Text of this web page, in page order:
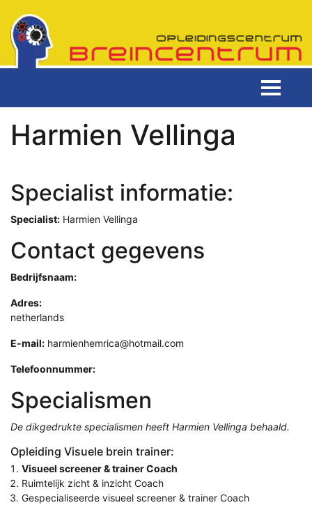
Harmien Vellinga
Specialist informatie:
Specialist: Harmien Vellinga
Contact gegevens
Bedrijfsnaam:
Adres:
netherlands
E-mail: harmienhemrica@hotmail.com
Telefoonnummer:
Specialismen
De dikgedrukte specialismen heeft Harmien Vellinga behaald.
Opleiding Visuele brein trainer:
Visueel screener & trainer Coach
Ruimtelijk zicht & inzicht Coach
Gespecialiseerde visueel screener & trainer Coach